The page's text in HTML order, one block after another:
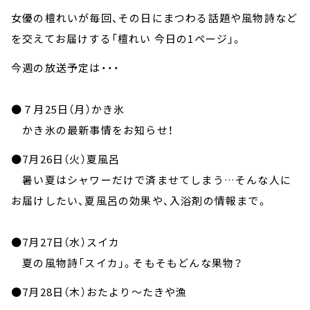
TBS Podcast
お知らせ
YouTube
女優の檀れいが毎回、その日にまつわる話題や風物詩など
を交えてお届けする「檀れい 今日の1ページ」。
今週の放送予定は・・・
●７月25日（月）かき氷
かき氷の最新事情をお知らせ！
●7月26日（火）夏風呂
暑い夏はシャワーだけで済ませてしまう…そんな人に
お届けしたい、夏風呂の効果や、入浴剤の情報まで。
●7月27日（水）スイカ
夏の風物詩「スイカ」。そもそもどんな果物？
●7月28日（木）おたより～たきや漁